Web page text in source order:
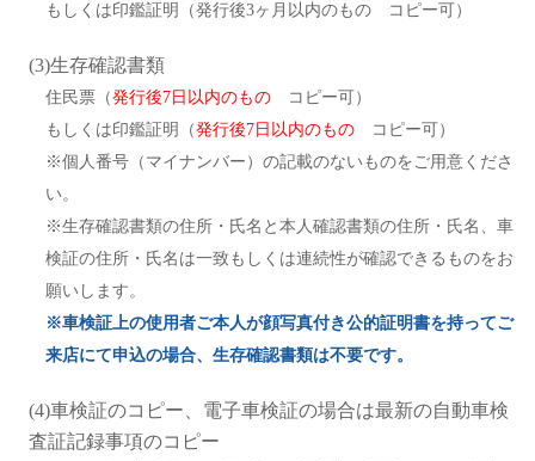
もしくは印鑑証明（発行後3ヶ月以内のもの コピー可）
(3)生存確認書類
住民票（発行後7日以内のもの コピー可）
もしくは印鑑証明（発行後7日以内のもの コピー可）
※個人番号（マイナンバー）の記載のないものをご用意くださ
い。
※生存確認書類の住所・氏名と本人確認書類の住所・氏名、車
検証の住所・氏名は一致もしくは連続性が確認できるものをお
願いします。
※車検証上の使用者ご本人が顔写真付き公的証明書を持ってご
来店にて申込の場合、生存確認書類は不要です。
(4)車検証のコピー、電子車検証の場合は最新の自動車検
査証記録事項のコピー